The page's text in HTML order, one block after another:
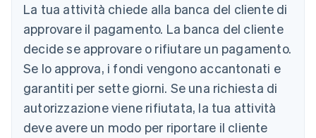
La tua attività chiede alla banca del cliente di
approvare il pagamento. La banca del cliente
decide se approvare o rifiutare un pagamento.
Se lo approva, i fondi vengono accantonati e
garantiti per sette giorni. Se una richiesta di
autorizzazione viene rifiutata, la tua attività
deve avere un modo per riportare il cliente